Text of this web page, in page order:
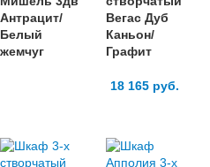
Антрацит/
Белый
жемчуг
Вегас Дуб
Каньон/
Графит
18 165 руб.